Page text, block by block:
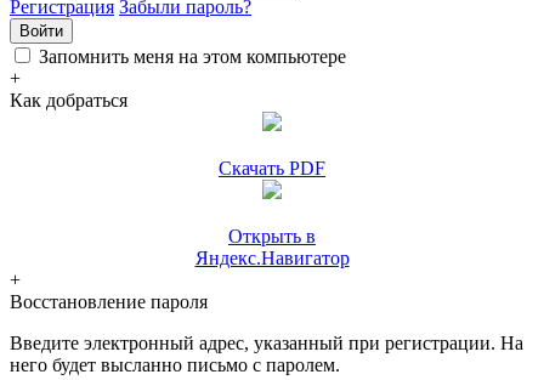
Регистрация Забыли пароль?
Войти
Запомнить меня на этом компьютере
+
Как добраться
Скачать PDF
Открыть в
Яндекс.Навигатор
+
Восстановление пароля
Введите электронный адрес, указанный при регистрации. На
него будет высланно письмо с паролем.